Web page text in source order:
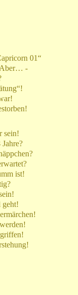
01“
Aber… -
sein!
ist!
geht!